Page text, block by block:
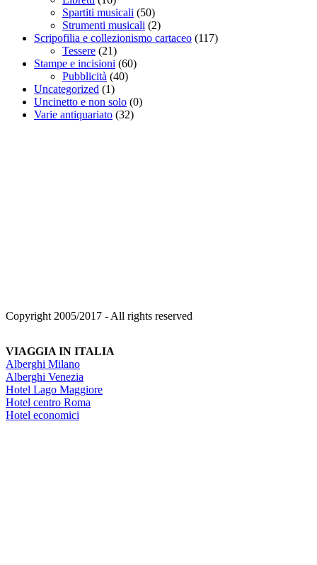
Spartiti musicali (50)
Strumenti musicali (2)
Scripofilia e collezionismo cartaceo (117)
Tessere (21)
Stampe e incisioni (60)
Pubblicità (40)
Uncategorized (1)
Uncinetto e non solo (0)
Varie antiquariato (32)
Copyright 2005/2017 - All rights reserved
VIAGGIA IN ITALIA
Alberghi Milano
Alberghi Venezia
Hotel Lago Maggiore
Hotel centro Roma
Hotel economici